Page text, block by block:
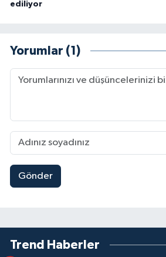
ediliyor
Yorumlar (1)
Gönder
Trend Haberler